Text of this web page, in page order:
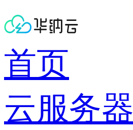
首页
云服务器